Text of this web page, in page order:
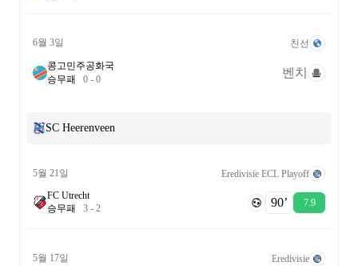
6월 3일 친선
콩고민주공화국
승무패 0 - 0
벤치
SC Heerenveen
5월 21일
Eredivisie ECL Playoff
FC Utrecht
승무패 3 - 2 90‎’‎ 7.9
5월 17일
Eredivisie